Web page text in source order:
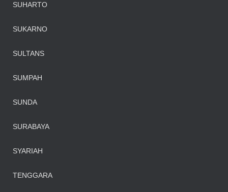
SUHARTO
SUKARNO
SULTANS
SUMPAH
SUNDA
SURABAYA
SYARIAH
TENGGARA